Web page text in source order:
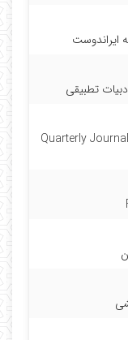
ایراندوست
تطبیقی
Quarterly